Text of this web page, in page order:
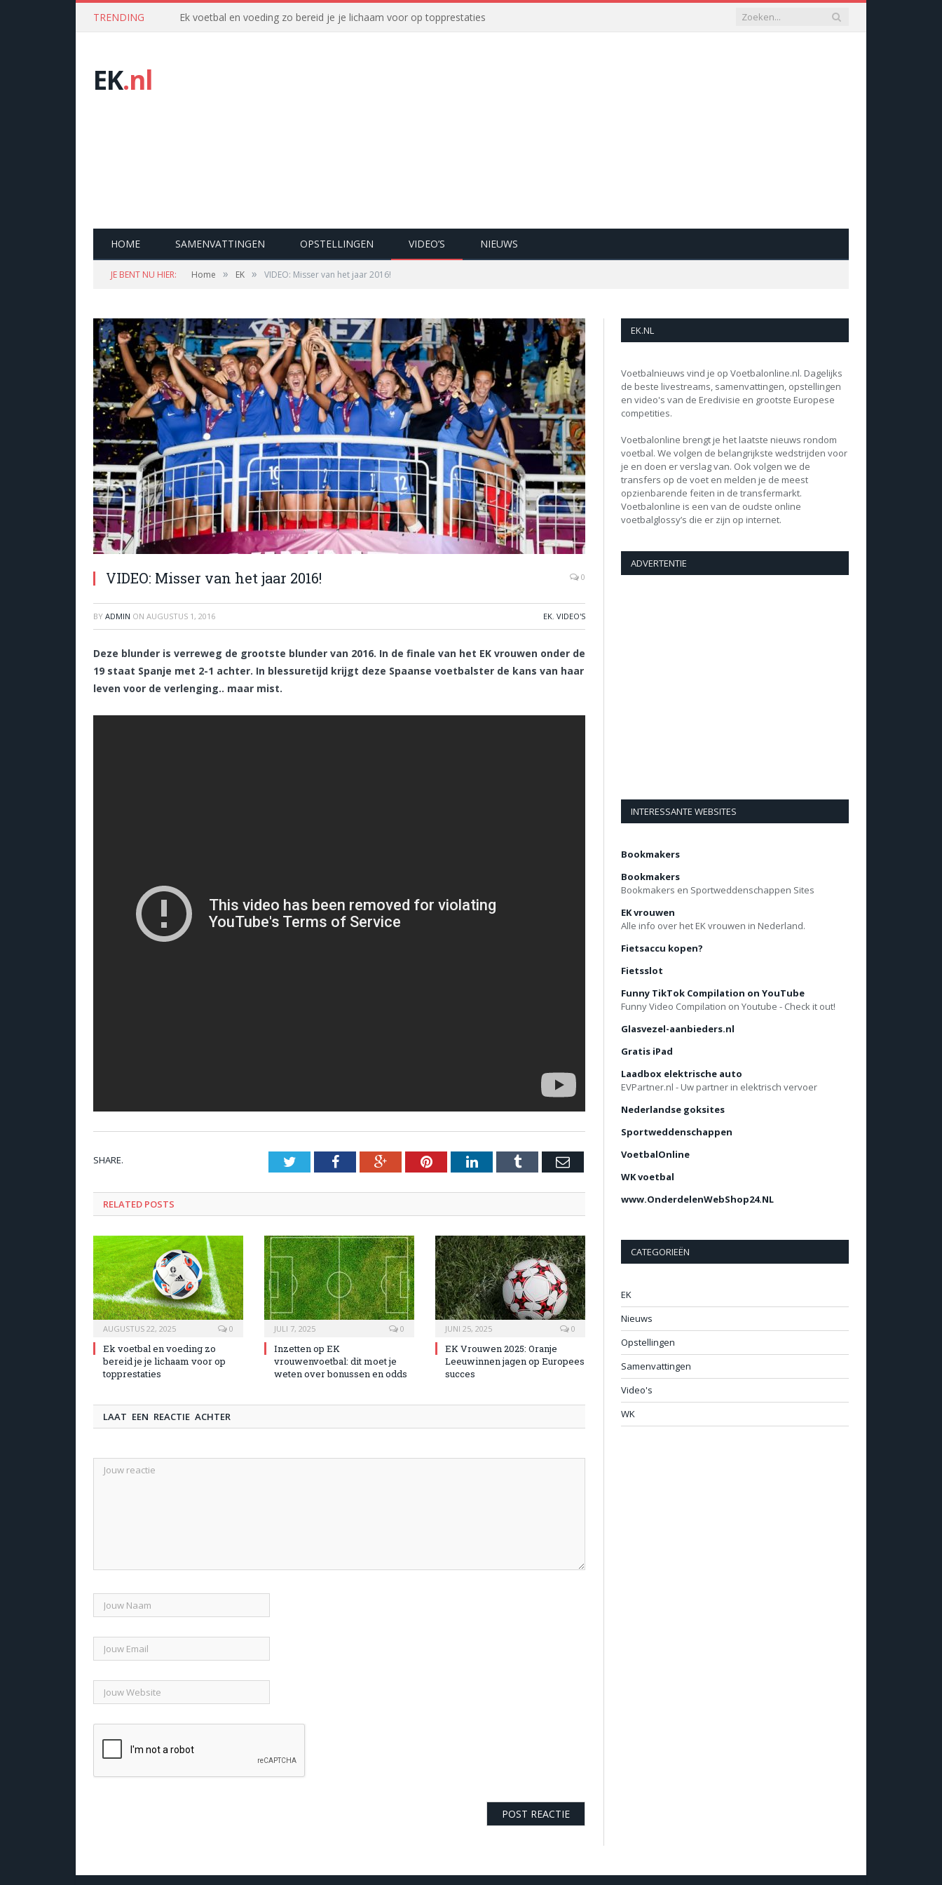
TRENDING Ek voetbal en voeding zo bereid je je lichaam voor op topprestaties
EK.nl
HOME SAMENVATTINGEN OPSTELLINGEN VIDEO’S NIEUWS
JE BENT NU HIER: Home » EK » VIDEO: Misser van het jaar 2016!
VIDEO: Misser van het jaar 2016! 0
BY ADMIN ON AUGUSTUS 1, 2016 EK, VIDEO'S
Deze blunder is verreweg de grootste blunder van 2016. In de finale van het EK vrouwen onder de
19 staat Spanje met 2-1 achter. In blessuretijd krijgt deze Spaanse voetbalster de kans van haar
leven voor de verlenging.. maar mist.
SHARE. TwitterFacebookGoogle+PinterestLinkedInTumblr Email
RELATED POSTS
AUGUSTUS 22, 2025 0
Ek voetbal en voeding zo
bereid je je lichaam voor op
topprestaties
JULI 7, 2025 0
Inzetten op EK
vrouwenvoetbal: dit moet je
weten over bonussen en odds
JUNI 25, 2025 0
EK Vrouwen 2025: Oranje
Leeuwinnen jagen op Europees
succes
LAAT EEN REACTIE ACHTER
EK.NL
Voetbalnieuws vind je op Voetbalonline.nl. Dagelijks
de beste livestreams, samenvattingen, opstellingen
en video's van de Eredivisie en grootste Europese
competities.
Voetbalonline brengt je het laatste nieuws rondom
voetbal. We volgen de belangrijkste wedstrijden voor
je en doen er verslag van. Ook volgen we de
transfers op de voet en melden je de meest
opzienbarende feiten in de transfermarkt.
Voetbalonline is een van de oudste online
voetbalglossy’s die er zijn op internet.
ADVERTENTIE
INTERESSANTE WEBSITES
Bookmakers
Bookmakers
Bookmakers en Sportweddenschappen Sites
EK vrouwen
Alle info over het EK vrouwen in Nederland.
Fietsaccu kopen?
Fietsslot
Funny TikTok Compilation on YouTube
Funny Video Compilation on Youtube - Check it out!
Glasvezel-aanbieders.nl
Gratis iPad
Laadbox elektrische auto
EVPartner.nl - Uw partner in elektrisch vervoer
Nederlandse goksites
Sportweddenschappen
VoetbalOnline
WK voetbal
www.OnderdelenWebShop24.NL
CATEGORIEËN
EK
Nieuws
Opstellingen
Samenvattingen
Video's
WK